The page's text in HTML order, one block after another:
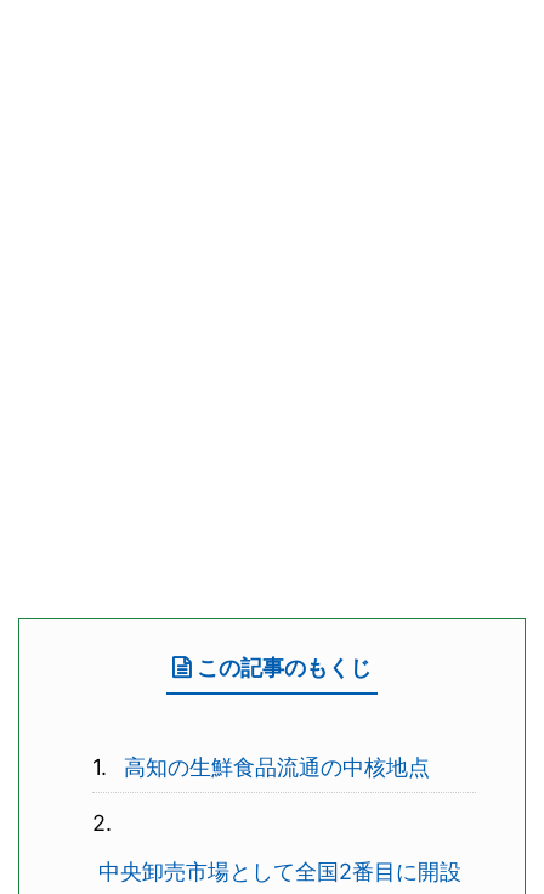
この記事のもくじ
高知の生鮮食品流通の中核地点
中央卸売市場として全国2番目に開設